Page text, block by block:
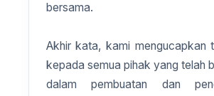
bersama.
Akhir kata, kami mengucapkan
kepada semua pihak yang telah
dalam pembuatan dan